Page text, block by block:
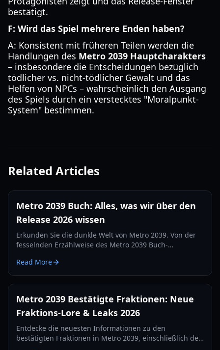
bestätigt.
F: Wird das Spiel mehrere Enden haben?
A: Konsistent mit früheren Teilen werden die
Handlungen des Metro 2039 Hauptcharakters
– insbesondere die Entscheidungen bezüglich
tödlicher vs. nicht-tödlicher Gewalt und das
Helfen von NPCs – wahrscheinlich den Ausgang
des Spiels durch ein verstecktes "Moralpunkt-
System" bestimmen.
Related Articles
Metro 2039 Buch: Alles, was wir über den
Release 2026 wissen
Erkunden Sie die dunkle Welt von Metro 2039. Von der
fesselnden Erzählweise des Metro 2039 Buch-
von 4A Games – hier ist Ihr kompletter Guide.
Read More
Metro 2039 Bestätigte Fraktionen: Neue
Fraktions-Lore & Leaks 2026
Entdecke die neuesten Informationen zu den
bestätigten Fraktionen in Metro 2039, einschließlich der